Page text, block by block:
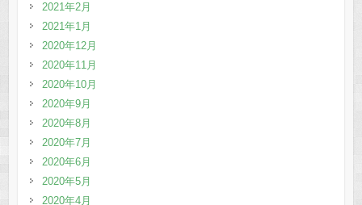
2021年2月
2021年1月
2020年12月
2020年11月
2020年10月
2020年9月
2020年8月
2020年7月
2020年6月
2020年5月
2020年4月